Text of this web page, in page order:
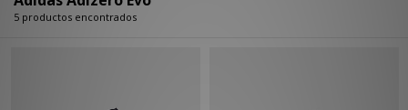
5 productos encontrados